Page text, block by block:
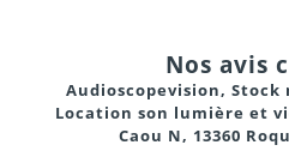
Nos avis
Audioscopevision,
Location son lumière et
Caou N, 13360